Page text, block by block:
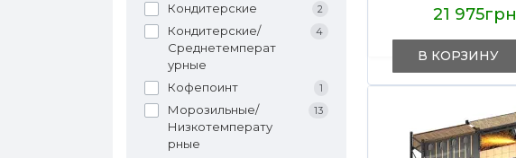
Кондитерские 2
Кондитерские/
Среднетемперат
урные
4
Кофепоинт 1
Морозильные/
Низкотемперату
рные
13
21 975грн
В КОРЗИНУ